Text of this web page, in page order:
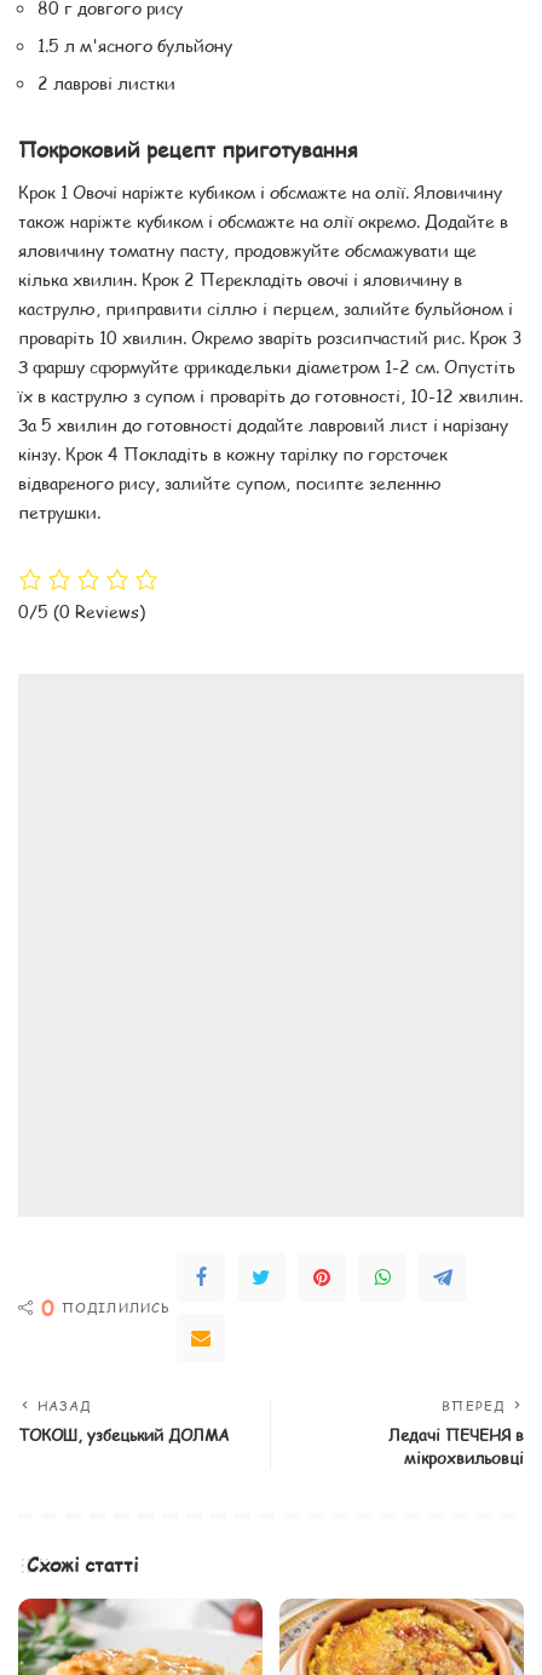
80 г довгого рису
1.5 л м'ясного бульйону
2 лаврові листки
Покроковий рецепт приготування
Крок 1 Овочі наріжте кубиком і обсмажте на олії. Яловичину
також наріжте кубиком і обсмажте на олії окремо. Додайте в
яловичину томатну пасту, продовжуйте обсмажувати ще
кілька хвилин. Крок 2 Перекладіть овочі і яловичину в
каструлю, приправити сіллю і перцем, залийте бульйоном і
проваріть 10 хвилин. Окремо зваріть розсипчастий рис. Крок 3
З фаршу сформуйте фрикадельки діаметром 1-2 см. Опустіть
їх в каструлю з супом і проваріть до готовності, 10-12 хвилин.
За 5 хвилин до готовності додайте лавровий лист і нарізану
кінзу. Крок 4 Покладіть в кожну тарілку по горсточек
відвареного рису, залийте супом, посипте зеленню
петрушки.
0/5 (0 Reviews)
0 ПОДІЛИЛИСЬ
НАЗАД
ТОКОШ, узбецький ДОЛМА
ВПЕРЕД
Ледачі ПЕЧЕНЯ в
мікрохвильовці
Схожі статті